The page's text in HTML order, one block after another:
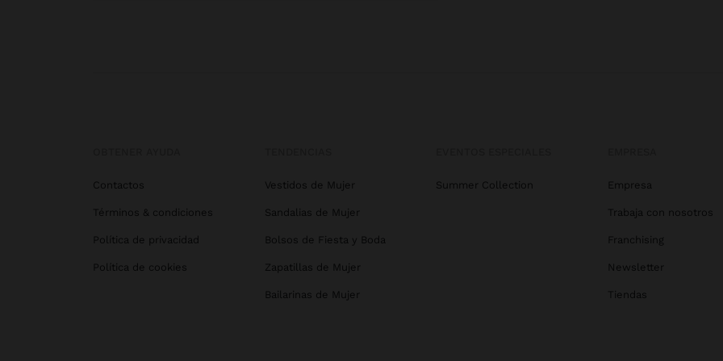
Contactos
Términos & condiciones
Política de privacidad
Política de cookies
Vestidos de Mujer
Sandalias de Mujer
Bolsos de Fiesta y Boda
Zapatillas de Mujer
Bailarinas de Mujer
Summer Collection Empresa
Trabaja con nosotros
Franchising
Newsletter
Tiendas